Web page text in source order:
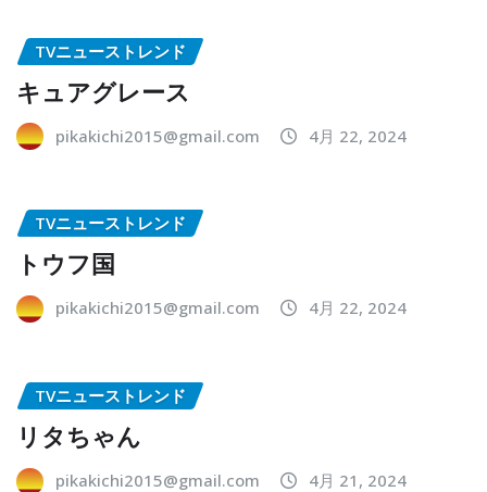
TVニューストレンド
キュアグレース
pikakichi2015@gmail.com 4月 22, 2024
TVニューストレンド
トウフ国
pikakichi2015@gmail.com 4月 22, 2024
TVニューストレンド
リタちゃん
pikakichi2015@gmail.com 4月 21, 2024